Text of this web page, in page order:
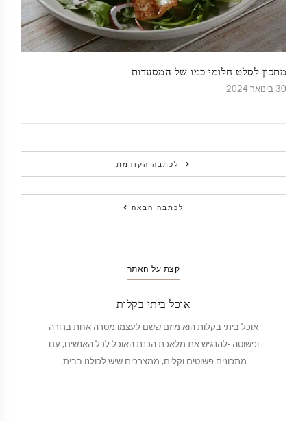
מתכון לסלט חלומי כמו של המסעדות
30 בינואר 2024
לכתבה הקודמת
לכתבה הבאה
קצת על האתר
אוכל ביתי בקלות
אוכל ביתי בקלות הוא מיזם ששם לעצמו מטרה אחת ברורה
ופשוטה -להנגיש את מלאכת הכנת האוכל לכל האנשים, עם
מתכונים פשוטים וקלים, ממצרכים שיש לכולנו בבית.